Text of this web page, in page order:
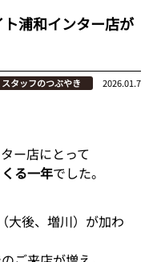
浦和インター店が
スタッフのつぶやき 2026.01.7
ー店にとって
る一年でした。
大後、増川）が加わ